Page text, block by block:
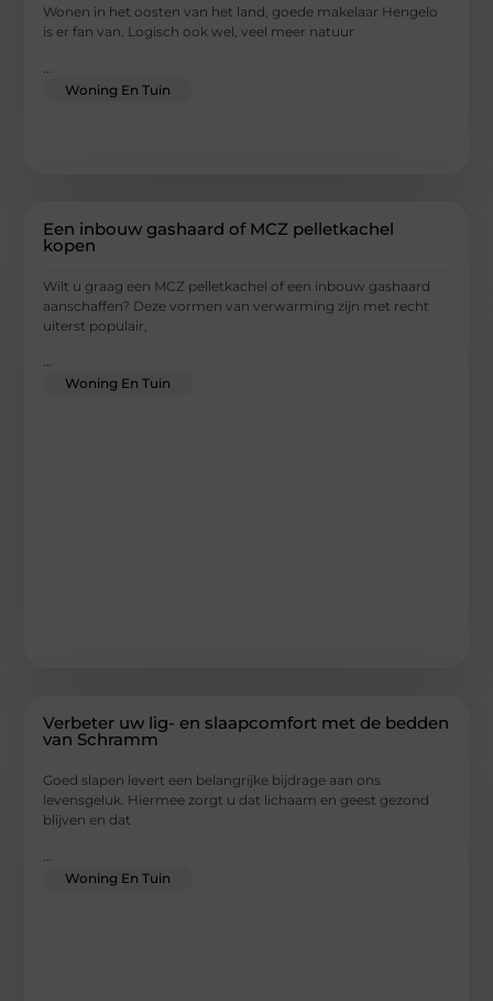
Wonen in het oosten van het land, goede makelaar Hengelo
is er fan van. Logisch ook wel, veel meer natuur
Woning En Tuin
Een inbouw gashaard of MCZ pelletkachel
kopen
Wilt u graag een MCZ pelletkachel of een inbouw gashaard
aanschaffen? Deze vormen van verwarming zijn met recht
uiterst populair,
...
Woning En Tuin
Verbeter uw lig- en slaapcomfort met de bedden
van Schramm
Goed slapen levert een belangrijke bijdrage aan ons
levensgeluk. Hiermee zorgt u dat lichaam en geest gezond
blijven en dat
Woning En Tuin